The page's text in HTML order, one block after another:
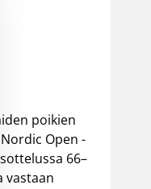
poikien
Open -
66–
vastaan